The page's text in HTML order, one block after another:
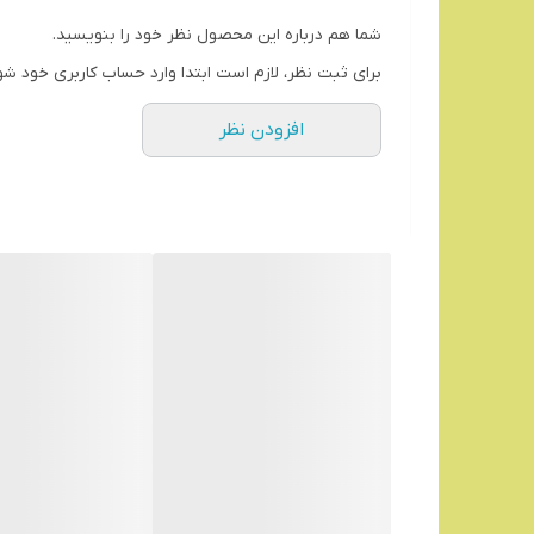
شما هم درباره این محصول نظر خود را بنویسید.
برای ثبت نظر، لازم است ابتدا وارد حساب کاربری خود
افزودن نظر